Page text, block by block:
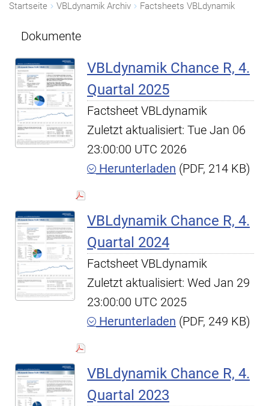
Startseite VBLdynamik Archiv Factsheets VBLdynamik
Dokumente
VBLdynamik Chance R, 4.
Quartal 2025
Factsheet VBLdynamik
Zuletzt aktualisiert: Tue Jan 06
23:00:00 UTC 2026
Herunterladen (PDF, 214 KB)
VBLdynamik Chance R, 4.
Quartal 2024
Factsheet VBLdynamik
Zuletzt aktualisiert: Wed Jan 29
23:00:00 UTC 2025
Herunterladen (PDF, 249 KB)
VBLdynamik Chance R, 4.
Quartal 2023